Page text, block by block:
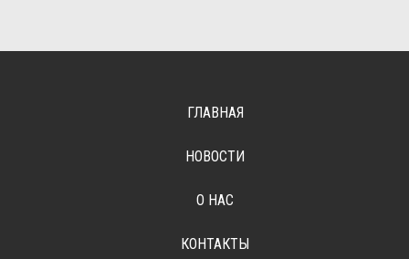
ГЛАВНАЯ
НОВОСТИ
О НАС
КОНТАКТЫ